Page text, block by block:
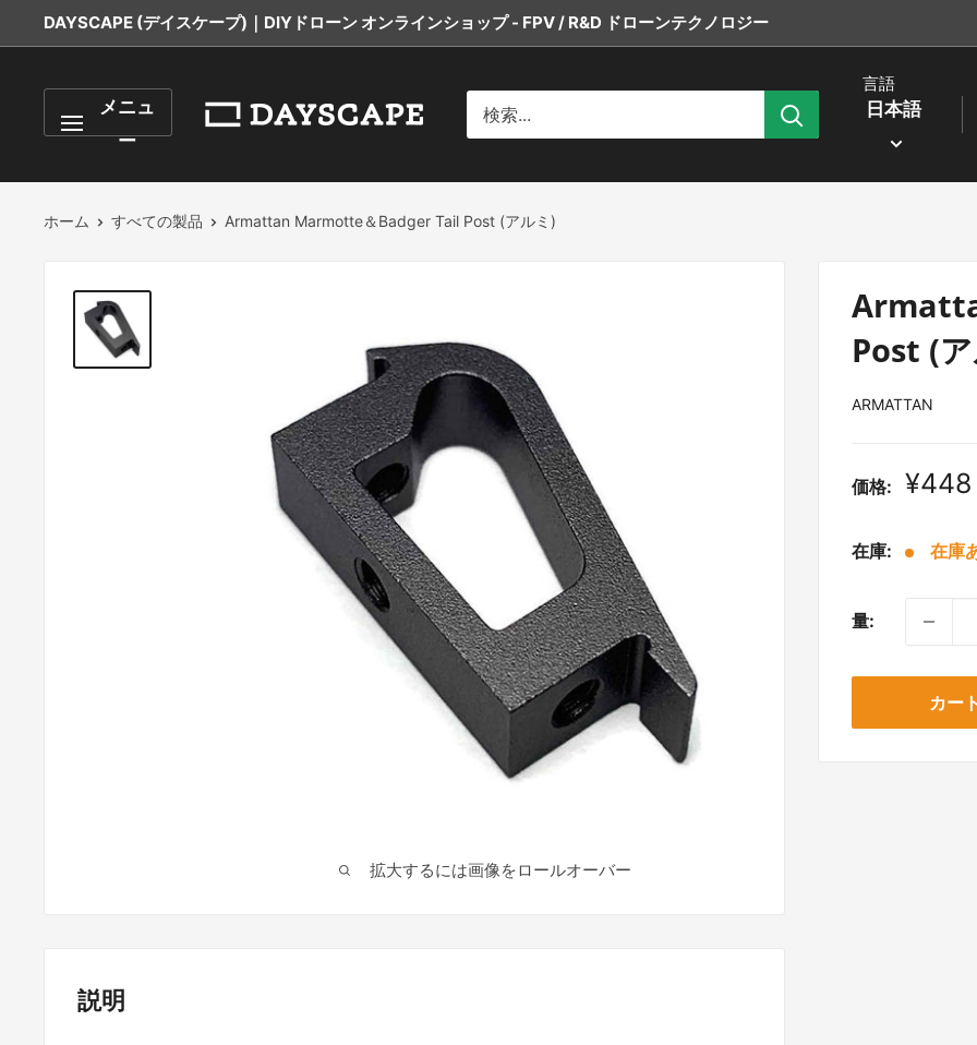
ン
DAYSCAPE (デイスケープ)｜DIYドローン オンラインショップ - FPV / R&D ドローンテクノロジー
メニュ
ー
DAYSCAPE
言語
日本語
ホーム すべての製品 Armattan Marmotte＆Badger Tail Post (アルミ)
拡大するには画像をロールオーバー
Post (
ARMATTAN
価格:
販
価
格
¥448
在庫: 在庫
量:
カー
説明